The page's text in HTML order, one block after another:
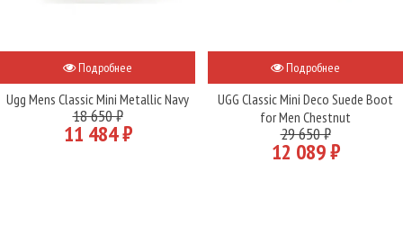
Подробнее
Ugg Mens Classic Mini Metallic Navy
18 650 ₽
11 484 ₽
Подробнее
UGG Classic Mini Deco Suede Boot
for Men Chestnut
29 650 ₽
12 089 ₽